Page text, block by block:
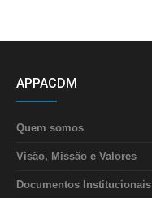
APPACDM
Quem somos
Visão, Missão e Valores
Documentos Institucionais